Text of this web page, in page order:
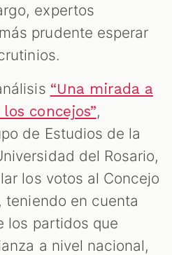
expertos
prudente esperar
“Una mirada a
concejos”,
de Estudios de la
del Rosario,
los votos al Concejo
teniendo en cuenta
los partidos que
a nivel nacional,